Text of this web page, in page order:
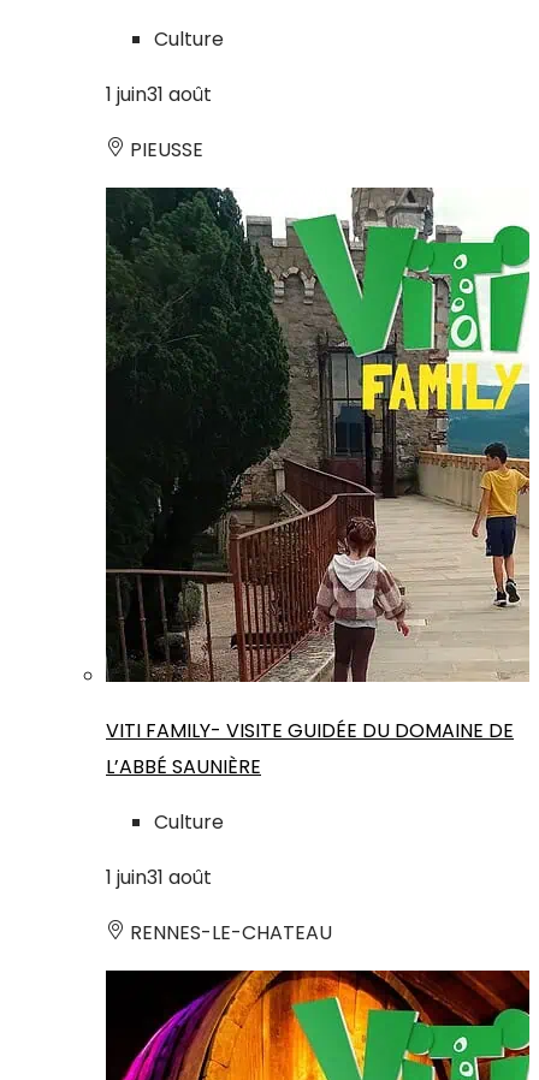
Culture
1 juin31 août
PIEUSSE
VITI FAMILY- VISITE GUIDÉE DU DOMAINE DE
L’ABBÉ SAUNIÈRE
Culture
1 juin31 août
RENNES-LE-CHATEAU